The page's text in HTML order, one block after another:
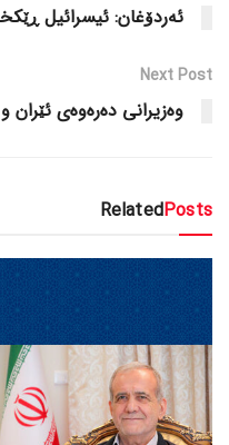
ئەردۆغان: ئیسرائیل
Next Post
وەزیرانی دەرەوەی ئێران
RelatedPosts